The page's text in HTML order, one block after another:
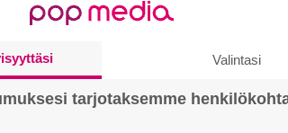
jolla annetaan pahvi-
maailmassa tarvitaan.
Valintasi
tarjotaksemme